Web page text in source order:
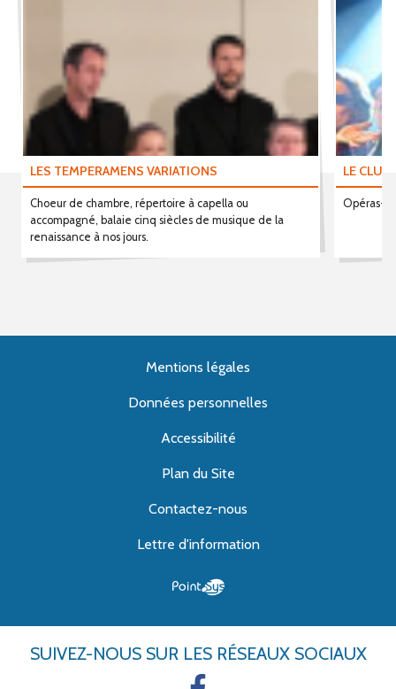
LES TEMPERAMENS VARIATIONS
Choeur de chambre, répertoire à capella ou
accompagné, balaie cinq siècles de musique de la
renaissance à nos jours.
LE
Opéras-
Mentions légales
Données personnelles
Accessibilité
Plan du Site
Contactez-nous
Lettre d'information
SUIVEZ-NOUS SUR LES RÉSEAUX SOCIAUX